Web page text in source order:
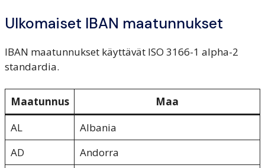
Ulkomaiset IBAN maatunnukset
IBAN maatunnukset käyttävät ISO 3166-1 alpha-2
standardia.
Maatunnus
Maa
AL
Albania
AD
Andorra